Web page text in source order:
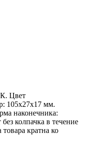
Цвет
105х27х17 мм.
наконечника:
колпачка в течение
кратна ко